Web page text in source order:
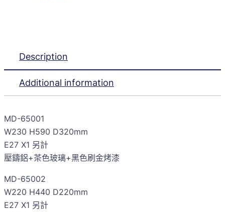
Description
Additional information
MD-65001
W230 H590 D320mm
E27 X1 另計
壓鑄鋁+茶色玻璃+黑色刷金烤漆
MD-65002
W220 H440 D220mm
E27 X1 另計